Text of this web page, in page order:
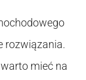
rozwiązania.
mieć na